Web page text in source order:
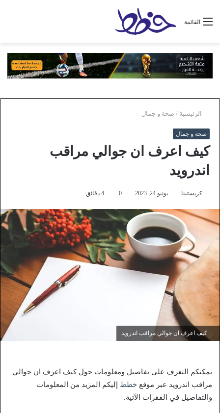
القائمة
الرئيسية / صحة و جمال
صحة و جمال
كيف اعرف ان جوالي مراقب
اندرويد
كريستينا يونيو 24, 2023 0
كيف اعرف ان جوالي مراقب اندرويد
يمكنكم التعرف على تفاصيل ومعلومات حول كيف اعرف ان جوالي
مراقب اندرويد عبر موقع خطط إليكم المزيد من المعلومات
والتفاصيل في الفقرات الآتية.